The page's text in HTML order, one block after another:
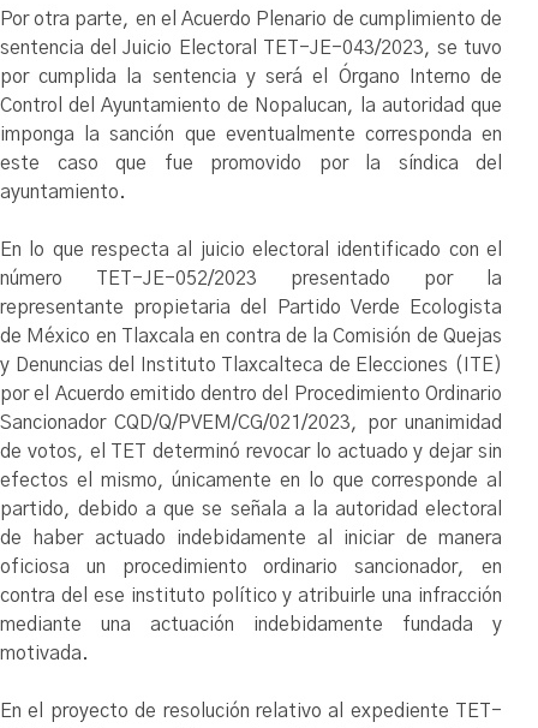
Por otra parte, en el Acuerdo Plenario de cumplimiento de
sentencia del Juicio Electoral TET-JE-043/2023, se tuvo
por cumplida la sentencia y será el Órgano Interno de
Control del Ayuntamiento de Nopalucan, la autoridad que
imponga la sanción que eventualmente corresponda en
este caso que fue promovido por la síndica del
ayuntamiento.
En lo que respecta al juicio electoral identificado con el
número TET-JE-052/2023 presentado por la
representante propietaria del Partido Verde Ecologista
de México en Tlaxcala en contra de la Comisión de Quejas
y Denuncias del Instituto Tlaxcalteca de Elecciones (ITE)
por el Acuerdo emitido dentro del Procedimiento Ordinario
Sancionador CQD/Q/PVEM/CG/021/2023, por unanimidad
de votos, el TET determinó revocar lo actuado y dejar sin
efectos el mismo, únicamente en lo que corresponde al
partido, debido a que se señala a la autoridad electoral
de haber actuado indebidamente al iniciar de manera
oficiosa un procedimiento ordinario sancionador, en
contra del ese instituto político y atribuirle una infracción
mediante una actuación indebidamente fundada y
motivada.
En el proyecto de resolución relativo al expediente TET-